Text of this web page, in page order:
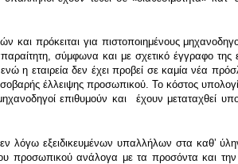
πρόκειται για πιστοποιημένους
σύμφωνα και με σχετικό έγγραφο της
η εταιρεία δεν έχει προβεί σε καμία νέα
έλλειψης προσωπικού. Το κόστος
επιθυμούν και έχουν μεταταχθεί
λόγω εξειδικευμένων υπαλλήλων στα καθʼ
προσωπικού ανάλογα με τα προσόντα και την